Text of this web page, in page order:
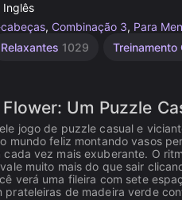
Inglês
, Combinação 3, Para
Relaxantes 1029 Treinamento
Um Puzzle
jogo de puzzle casual e
mundo feliz montando vasos
cada vez mais exuberante. O
muito mais do que sair
verá uma fileira com sete
prateleiras de madeira verde